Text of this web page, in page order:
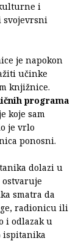
i
svojevrsni
je napokon
učinke
knjižnice.
programa
koje sam
je vrlo
ponosni.
dolazi u
smatra da
radionicu ili
i odlazak u
ispitanika